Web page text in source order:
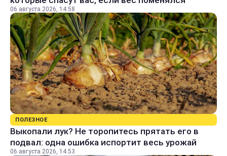
06 августа 2026, 14:58
ПОЛЕЗНОЕ
Выкопали лук? Не торопитесь прятать его в
подвал: одна ошибка испортит весь урожай
06 августа 2026, 14:53